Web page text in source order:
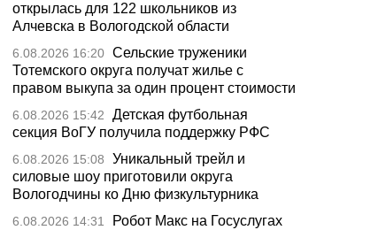
открылась для 122 школьников из
Алчевска в Вологодской области
6.08.2026 16:20 Сельские труженики
Тотемского округа получат жилье с
правом выкупа за один процент стоимости
6.08.2026 15:42
Детская футбольная
секция ВоГУ получила поддержку РФС
6.08.2026 15:08
Уникальный трейл и
силовые шоу приготовили округа
Вологодчины ко Дню физкультурника
6.08.2026 14:31
Робот Макс на Госуслугах